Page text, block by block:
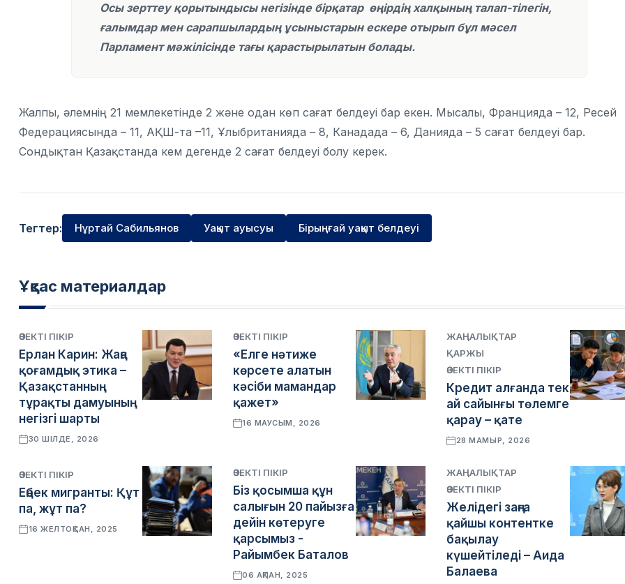
Осы зерттеу қорытындысы негізінде бірқатар өңірдің халқының талап-тілегін,
ғалымдар мен сарапшылардың ұсыныстарын ескере отырып бұл мәсел
Парламент мәжілісінде тағы қарастырылатын болады.
Жалпы, әлемнің 21 мемлекетінде 2 және одан көп сағат белдеуі бар екен. Мысалы, Францияда – 12, Ресей
Федерациясында – 11, АҚШ-та –11, Ұлыбританияда – 8, Канадада – 6, Данияда – 5 сағат белдеуі бар.
Сондықтан Қазақстанда кем дегенде 2 сағат белдеуі болу керек.
Тегтер: Нұртай Сабильянов Уақыт ауысуы Бірыңғай уақыт белдеуі
Ұқсас материалдар
ӨЗЕКТІ ПІКІР
Ерлан Карин: Жаңа
қоғамдық этика –
Қазақстанның
тұрақты дамуының
негізгі шарты
30 ШІЛДЕ, 2026
ӨЗЕКТІ ПІКІР
«Елге нәтиже
көрсете алатын
кәсіби мамандар
қажет»
16 МАУСЫМ, 2026
ЖАҢАЛЫҚТАР
ҚАРЖЫ
ӨЗЕКТІ ПІКІР
Кредит алғанда тек
ай сайынғы төлемге
қарау – қате
28 МАМЫР, 2026
ӨЗЕКТІ ПІКІР
Еңбек мигранты: Құт
па, жұт па?
16 ЖЕЛТОҚСАН, 2025
ӨЗЕКТІ ПІКІР
Біз қосымша құн
салығын 20 пайызға
дейін көтеруге
қарсымыз -
Райымбек Баталов
06 АҚПАН, 2025
ЖАҢАЛЫҚТАР
ӨЗЕКТІ ПІКІР
Желідегі заңға
қайшы контентке
бақылау
күшейтіледі – Аида
Балаева